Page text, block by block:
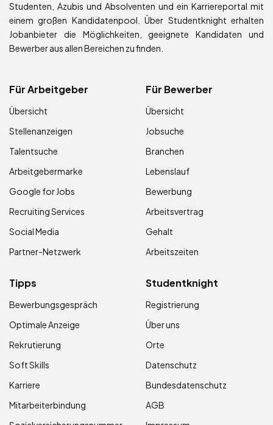
Studenten, Azubis und Absolventen und ein Karriereportal mit
einem großen Kandidatenpool. Über Studentknight erhalten
Jobanbieter die Möglichkeiten, geeignete Kandidaten und
Bewerber aus allen Bereichen zu finden.
Für Arbeitgeber
Übersicht
Stellenanzeigen
Talentsuche
Arbeitgebermarke
Google for Jobs
Recruiting Services
Social Media
Partner-Netzwerk
Für Bewerber
Übersicht
Jobsuche
Branchen
Lebenslauf
Bewerbung
Arbeitsvertrag
Gehalt
Arbeitszeiten
Tipps
Bewerbungsgespräch
Optimale Anzeige
Rekrutierung
Soft Skills
Karriere
Mitarbeiterbindung
Studentknight
Registrierung
Über uns
Orte
Datenschutz
Bundesdatenschutz
AGB